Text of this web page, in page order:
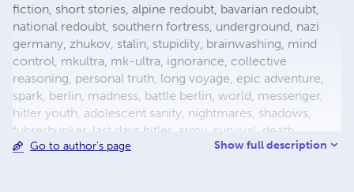
fiction, short stories, alpine redoubt, bavarian redoubt,
national redoubt, southern fortress, underground, nazi
germany, zhukov, stalin, stupidity, brainwashing, mind
control, mkultra, mk-ultra, ignorance, collective
reasoning, personal truth, long voyage, epic adventure,
spark, berlin, madness, battle berlin, world, messenger,
hitler youth, adolescent sanity, nightmares, shadows,
fuhrerbunker, last days hitler, army, survival, death,
mortality, reich chancellery, drunk guard, dealing with
Go to author's page Show full description